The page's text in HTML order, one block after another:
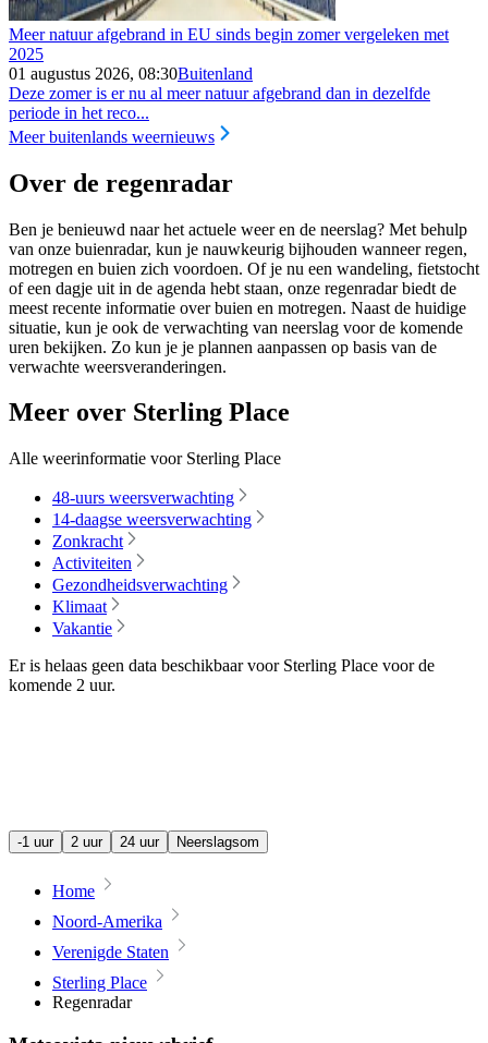
Meer natuur afgebrand in EU sinds begin zomer vergeleken met
2025
01 augustus 2026, 08:30Buitenland
Deze zomer is er nu al meer natuur afgebrand dan in dezelfde
periode in het reco...
Meer buitenlands weernieuws
Over de regenradar
Ben je benieuwd naar het actuele weer en de neerslag? Met behulp
van onze buienradar, kun je nauwkeurig bijhouden wanneer regen,
motregen en buien zich voordoen. Of je nu een wandeling, fietstocht
of een dagje uit in de agenda hebt staan, onze regenradar biedt de
meest recente informatie over buien en motregen. Naast de huidige
situatie, kun je ook de verwachting van neerslag voor de komende
uren bekijken. Zo kun je je plannen aanpassen op basis van de
verwachte weersveranderingen.
Meer over Sterling Place
Alle weerinformatie voor Sterling Place
48-uurs weersverwachting
14-daagse weersverwachting
Zonkracht
Activiteiten
Gezondheidsverwachting
Klimaat
Vakantie
Er is helaas geen data beschikbaar voor Sterling Place voor de
komende 2 uur.
-1 uur 2 uur 24 uur Neerslagsom
Home
Noord-Amerika
Verenigde Staten
Sterling Place
Regenradar